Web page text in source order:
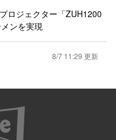
ロジェクター「ZUH1200
ンを実現
8/7 11:29 更新